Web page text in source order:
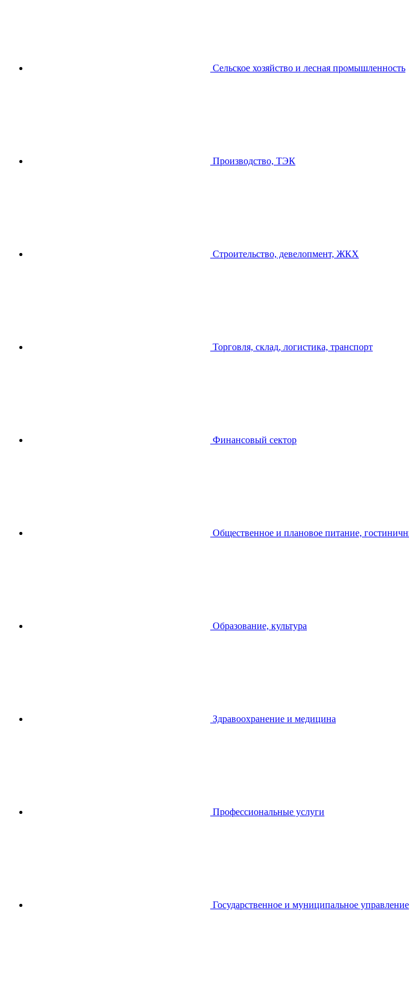
Сельское хозяйство и лесная промышленность
Производство, ТЭК
Строительство, девелопмент, ЖКХ
Торговля, склад, логистика, транспорт
Финансовый сектор
Общественное и плановое питание,
Образование, культура
Здравоохранение и медицина
Профессиональные услуги
Государственное и муниципальное управление